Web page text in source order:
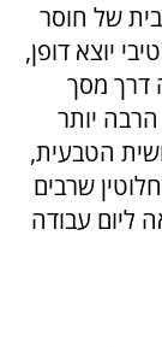
של חוסר
יוצא דופן,
דרך מסך
יותר
הטבעית,
שרבים
ליום עבודה